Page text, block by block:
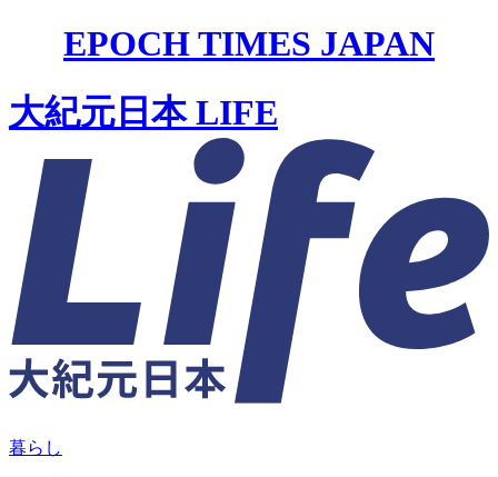
EPOCH TIMES JAPAN
大紀元日本 LIFE
暮らし